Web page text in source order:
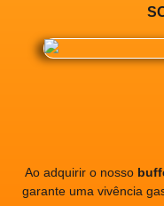
Ao adquirir o nosso
garante uma vivência